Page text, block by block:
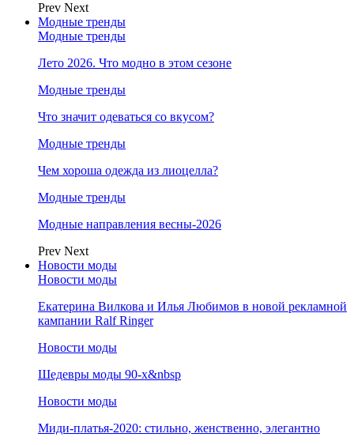
Prev Next
Модные тренды
Модные тренды
Лето 2026. Что модно в этом сезоне
Модные тренды
Что значит одеваться со вкусом?
Модные тренды
Чем хороша одежда из лиоцелла?
Модные тренды
Модные направления весны-2026
Prev Next
Новости моды
Новости моды
Екатерина Вилкова и Илья Любимов в новой рекламной
кампании Ralf Ringer
Новости моды
Шедевры моды 90-х&nbsp
Новости моды
Миди-платья-2020: стильно, женственно, элегантно